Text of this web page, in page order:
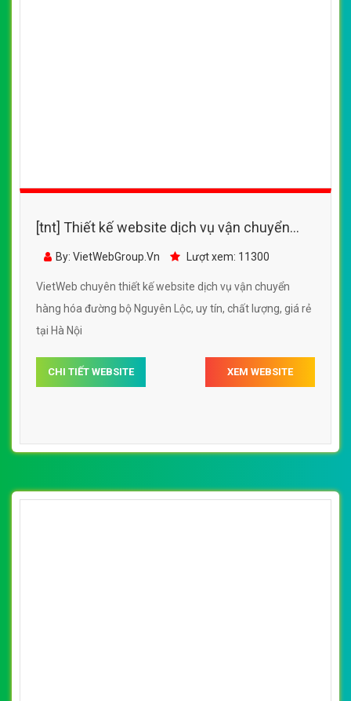
[tnt] Thiết kế website dịch vụ vận chuyển
hàng hóa đường bộ Nguyên Lộc
By: VietWebGroup.Vn Lượt xem: 11300
VietWeb chuyên thiết kế website dịch vụ vận chuyển
hàng hóa đường bộ Nguyên Lộc, uy tín, chất lượng, giá rẻ
tại Hà Nội
CHI TIẾT WEBSITE XEM WEBSITE